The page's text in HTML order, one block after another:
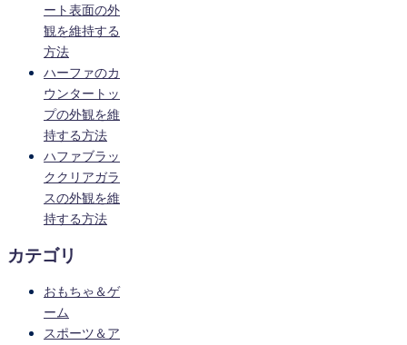
ート表面の外
観を維持する
方法
ハーファのカ
ウンタートッ
プの外観を維
持する方法
ハファブラッ
ククリアガラ
スの外観を維
持する方法
カテゴリ
おもちゃ＆ゲ
ーム
スポーツ＆ア